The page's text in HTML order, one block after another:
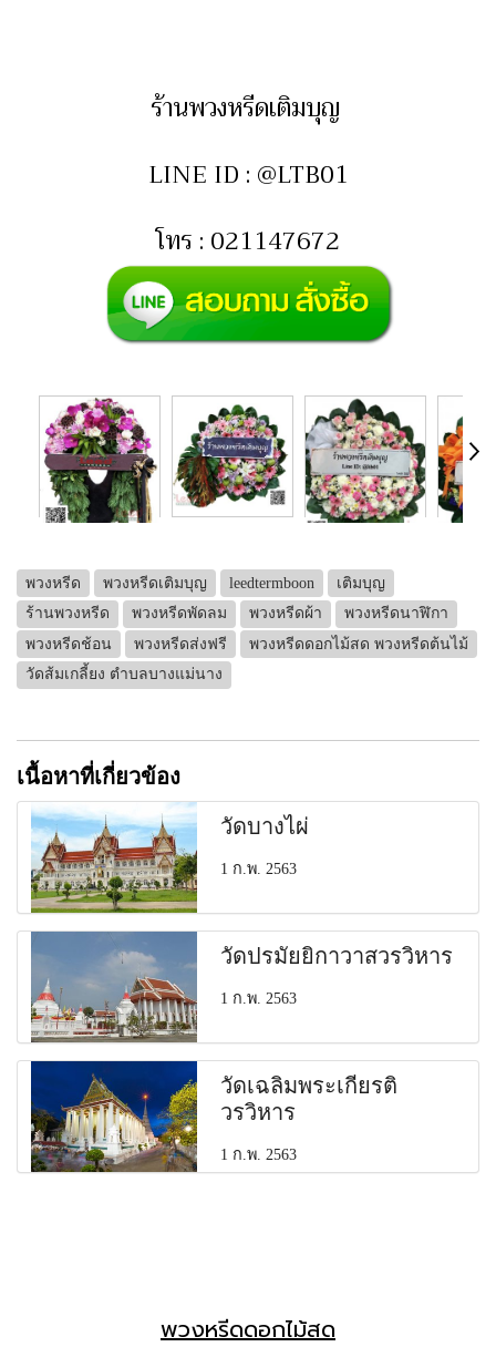
ร้านพวงหรีดเติมบุญ
LINE ID : @LTB01
โทร : 021147672
พวงหรีด พวงหรีดเติมบุญ leedtermboon
เติมบุญ
ร้านพวงหรีด
พวงหรีดพัดลม พวงหรีดผ้า
พวงหรีดนาฬิกา
พวงหรีดช้อน
พวงหรีดส่งฟรี
พวงหรีดดอกไม้สด พวงหรีดต้นไม้
วัดส้มเกลี้ยง ตำบลบางแม่นาง
เนื้อหาที่เกี่ยวข้อง
วัดบางไผ่
1 ก.พ. 2563
วัดปรมัยยิกาวาสวรวิหาร
1 ก.พ. 2563
วัดเฉลิมพระเกียรติ
วรวิหาร
1 ก.พ. 2563
พวงหรีดดอกไม้สด